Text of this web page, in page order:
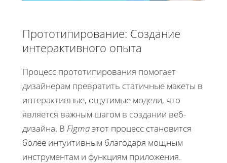
Прототипирование: Создание
интерактивного опыта
Процесс прототипирования помогает
дизайнерам превратить статичные макеты в
интерактивные, ощутимые модели, что
является важным шагом в создании веб-
дизайна. В Figmaэтот процесс становится
более интуитивным благодаря мощным
инструментам и функциям приложения.